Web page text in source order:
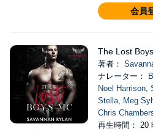
会員
The Lost
著者：
ナレーター：
Noel Harrison,
Stella, Meg
Chris
再生時間： 20